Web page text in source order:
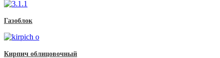
Газоблок
Кирпич облицовочный